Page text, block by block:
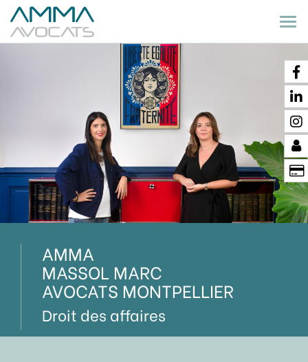
le
AMMA
MASSOL MARC
AVOCATS MONTPELLIER
Droit des affaires